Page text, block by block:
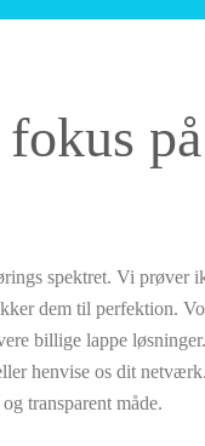
spektret. Vi prøver
dem til perfektion.
billige lappe
henvise os dit
transparent måde.